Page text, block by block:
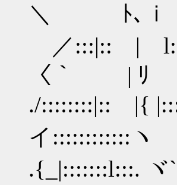
＼ ﾄ､ｉ
／:::|:: |
〈｀ | ﾘ
./::::::::|:: |{
イ::::::::::::
.{_|:::::::l:::. ヾ